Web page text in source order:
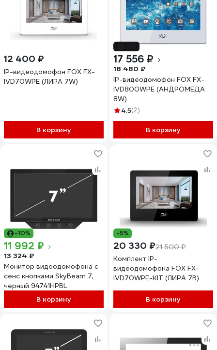
12 400 ₽
IP-видеодомофон FOX FX-
IVD70WPE (ЛИРА 7W)
В корзину
17 556 ₽
18 480 ₽
IP-видеодомофон FOX FX-
IVD800WPE (АНДРОМЕДА
8W)
4.5(2)
В корзину
-10%
11 992 ₽
13 324 ₽
Монитор видеодомофона с
сенс кнопками SkyBeam 7,
черный 94741HPBL
В корзину
-5%
20 330 ₽21 500 ₽
Комплект IP-
видеодомофона FOX FX-
IVD70WPE-KIT (ЛИРА 7B)
В корзину